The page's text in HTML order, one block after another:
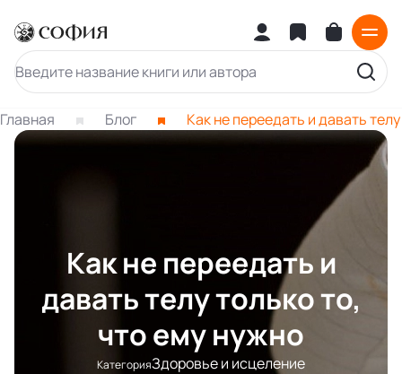
Главная Блог Как не переедать и давать
Как не переедать и
давать телу только то,
что ему нужно
КатегорияЗдоровье и исцеление